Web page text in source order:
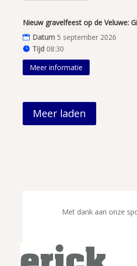
Nieuw gravelfeest op de Veluwe:
Datum 5 september 2026
Tijd 08:30
Meer informatie
Meer laden
Met dank aan onze